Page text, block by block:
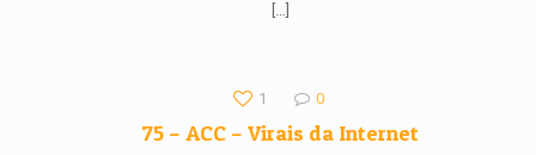
[…]
1 0
75 – ACC – Virais da Internet